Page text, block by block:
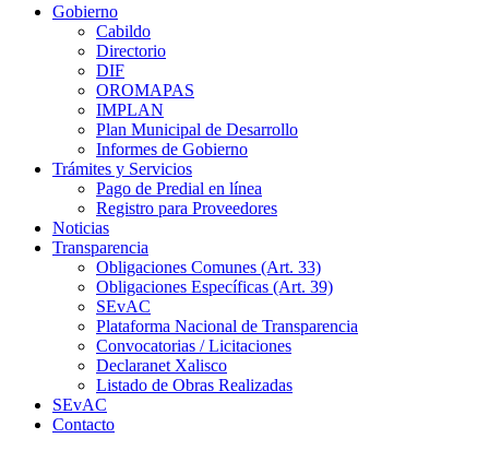
Gobierno
Cabildo
Directorio
DIF
OROMAPAS
IMPLAN
Plan Municipal de Desarrollo
Informes de Gobierno
Trámites y Servicios
Pago de Predial en línea
Registro para Proveedores
Noticias
Transparencia
Obligaciones Comunes (Art. 33)
Obligaciones Específicas (Art. 39)
SEvAC
Plataforma Nacional de Transparencia
Convocatorias / Licitaciones
Declaranet Xalisco
Listado de Obras Realizadas
SEvAC
Contacto